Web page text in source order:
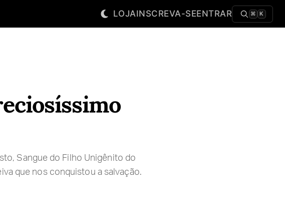
LOJAINSCREVA-SEENTRAR ⌘ K
Sangue do Filho Unigênito do
que nos conquistou a salvação.